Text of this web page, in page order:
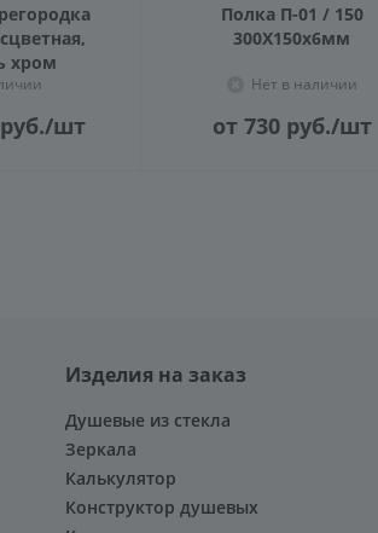
хром
руб./шт
Полка П-01 / 150
300X150х6мм
Нет в наличии
от 730руб./шт
Изделия на заказ
Душевые из стекла
Зеркала
Калькулятор
Конструктор душевых